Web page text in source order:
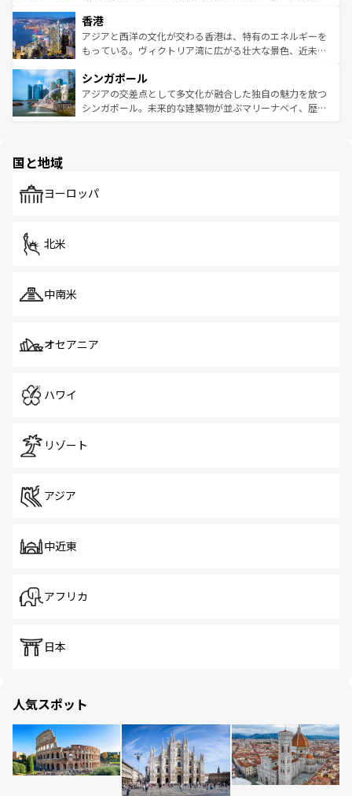
とつ。フォーやバインミー、ベトナムコーヒーなどは、ぜ
ひ現地で味わいたい。どの地域を訪れてもあたたかい人々
が旅行者を迎えてくれるので、きっと忘れられない旅にな
参照してほしい。
の活気が交差している。北部ではチェンマイなどの山岳地
帯で自然と触れ合い、南部ではプーケットやクラビの美し
いビーチでリゾート気分を楽しむことができる。タイ料理
激する。気候は一年中温暖で、どの季節にも異なる楽しみ
が待っている。親しみやすいタイの人々、仏教を中心とし
た文化、そして多様な観光資源が、訪れる旅人を魅了し続
香港
アジアと西洋の文化が交わる香港は、特有のエネルギーを
もっている。ヴィクトリア湾に広がる壮大な景色、近未来
み、どこを訪れても感動するはず。観光スポットが密集し
ており、効率よく見どころを回れるのも魅力。息をのむよ
うな絶景から文化的な体験まで、香港を存分に楽しみ尽く
シンガポール
アジアの交差点として多文化が融合した独自の魅力を放つ
シンガポール。未来的な建築物が並ぶマリーナベイ、歴史
で、ホーカーズは地元の風情を楽しめる外せないスポット
国と地域
ヨーロッパ
北米
中南米
オセアニア
ハワイ
リゾート
アジア
中近東
アフリカ
日本
人気スポット